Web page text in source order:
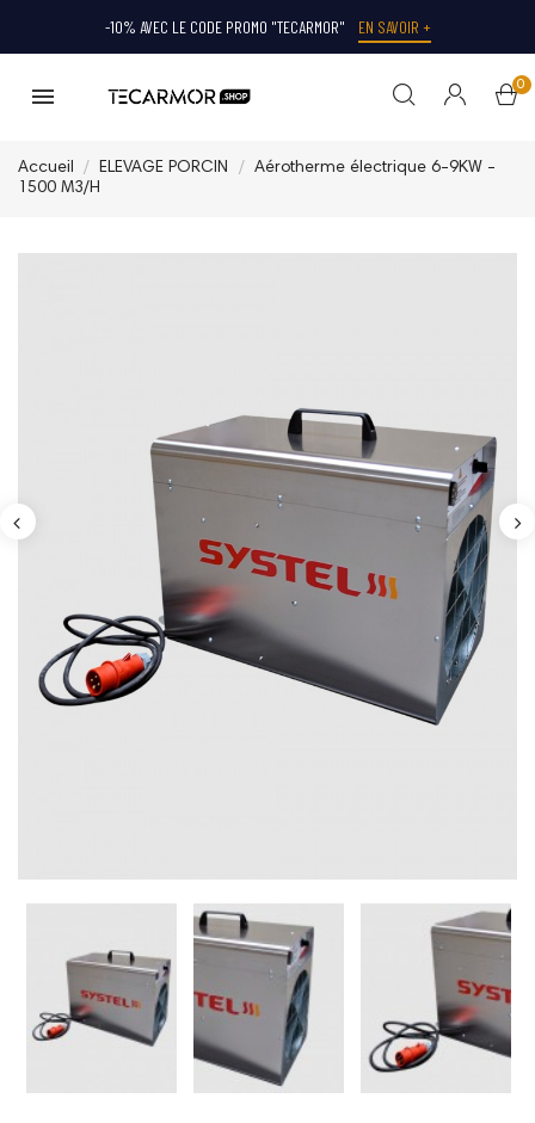
-10% AVEC LE CODE PROMO "TECARMOR" EN SAVOIR +
0
Accueil ELEVAGE PORCIN
Aérotherme électrique 6-9KW -
1500 M3/H